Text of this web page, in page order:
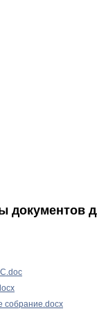
документов
собрание.docx